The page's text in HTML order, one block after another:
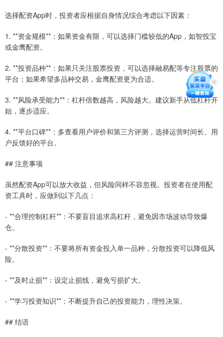
选择配资App时，投资者应根据自身情况综合考虑以下因素：
1. **资金规模**：如果资金有限，可以选择门槛较低的App，如智投宝
或金鹰配资。
2. **投资品种**：如果只关注股票投资，可以选择融易配等专注股票的
平台；如果希望多品种交易，金鹰配资更为合适。
3. **风险承受能力**：杠杆倍数越高，风险越大。建议新手从低杠杆开
始，逐步适应。
4. **平台口碑**：多查看用户评价和第三方评测，选择运营时间长、用
户反馈好的平台。
## 注意事项
虽然配资App可以放大收益，但风险同样不容忽视。投资者在使用配
资工具时，应做到以下几点：
- **合理控制杠杆**：不要盲目追求高杠杆，避免因市场波动导致爆
仓。
- **分散投资**：不要将所有资金投入单一品种，分散投资可以降低风
险。
- **及时止损**：设定止损线，避免亏损扩大。
- **学习投资知识**：不断提升自己的投资能力，理性决策。
## 结语